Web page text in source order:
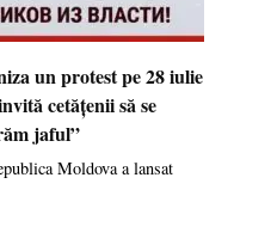
prima lectură noua lege
la normele UE
proiectul de lege cu